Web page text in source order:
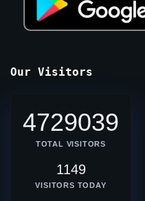
Our Visitors
4729039
TOTAL VISITORS
1149
VISITORS TODAY